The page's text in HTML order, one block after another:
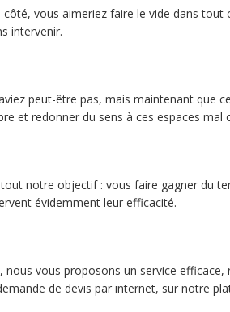
vous aimeriez faire le vide dans tout
intervenir.
peut-être pas, mais maintenant que
et redonner du sens à ces espaces mal
notre objectif : vous faire gagner du
évidemment leur efficacité.
vous proposons un service efficace,
de devis par internet, sur notre